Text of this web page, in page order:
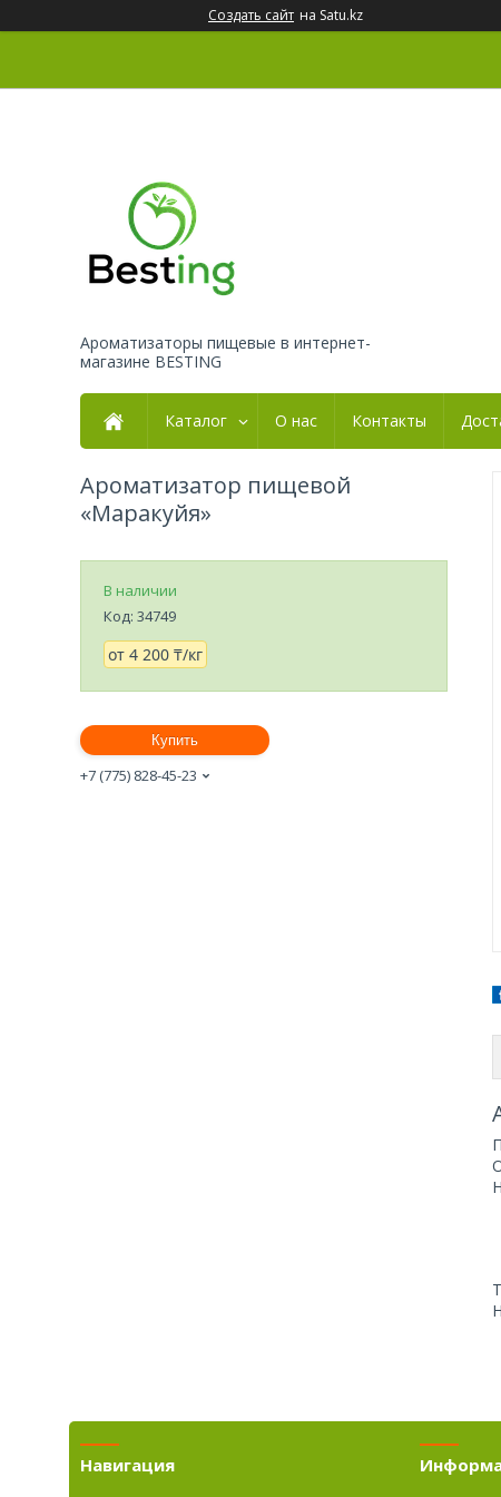
Создать сайт на Satu.kz
Ароматизаторы пищевые в интернет-
магазине BESTING
Каталог О нас Контакты
Ароматизатор пищевой
«Маракуйя»
В наличии
Код: 34749
от 4 200 ₸/кг
Купить
+7 (775) 828-45-23
Навигация